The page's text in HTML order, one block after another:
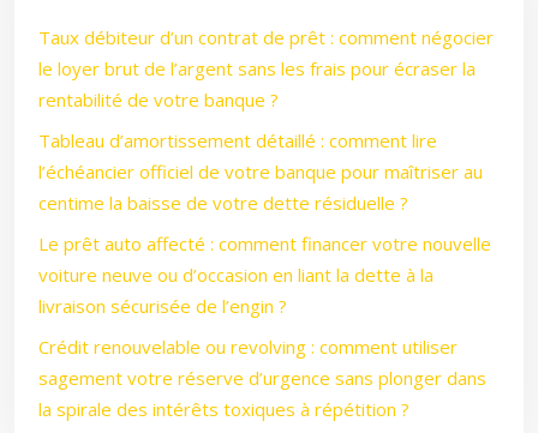
Taux débiteur d’un contrat de prêt : comment négocier
le loyer brut de l’argent sans les frais pour écraser la
rentabilité de votre banque ?
Tableau d’amortissement détaillé : comment lire
l’échéancier officiel de votre banque pour maîtriser au
centime la baisse de votre dette résiduelle ?
Le prêt auto affecté : comment financer votre nouvelle
voiture neuve ou d’occasion en liant la dette à la
livraison sécurisée de l’engin ?
Crédit renouvelable ou revolving : comment utiliser
sagement votre réserve d’urgence sans plonger dans
la spirale des intérêts toxiques à répétition ?